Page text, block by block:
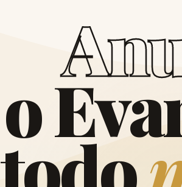
An
oEva